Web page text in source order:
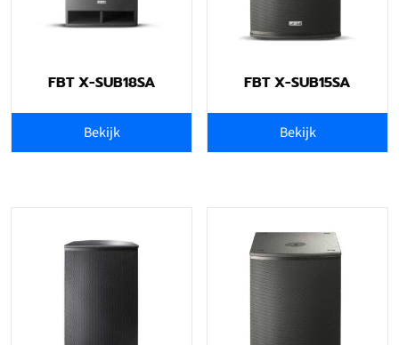
FBT X-SUB18SA
Bekijk
FBT X-SUB15SA
Bekijk